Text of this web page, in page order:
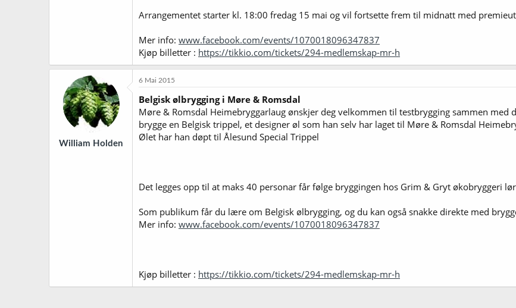
Arrangementet starter kl. 18:00 fredag 15 mai og vil fortsette frem til midnatt med
Mer info: www.facebook.com/events/1070018096347837
Kjøp billetter : https://tikkio.com/tickets/294-medlemskap-mr-h
William Holden
6 Mai 2015
Belgisk ølbrygging i Møre & Romsdal
Møre & Romsdal Heimebryggarlaug ønskjer deg velkommen til testbrygging sammen med
brygge en Belgisk trippel, et designer øl som han selv har laget til Møre & Romsdal
Ølet har han døpt til Ålesund Special Trippel
Det legges opp til at maks 40 personar får følge bryggingen hos Grim & Gryt økobryggeri
Som publikum får du lære om Belgisk ølbrygging, og du kan også snakke direkte med
Mer info: www.facebook.com/events/1070018096347837
Kjøp billetter : https://tikkio.com/tickets/294-medlemskap-mr-h